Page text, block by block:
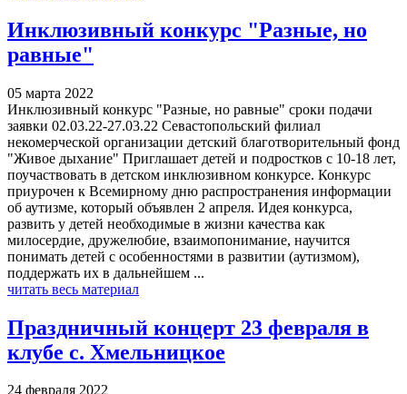
Инклюзивный конкурс "Разные, но
равные"
05 марта 2022
Инклюзивный конкурс "Разные, но равные" сроки подачи
заявки 02.03.22-27.03.22 Севастопольский филиал
некомерческой организации детский благотворительный фонд
"Живое дыхание" Приглашает детей и подростков с 10-18 лет,
поучаствовать в детском инклюзивном конкурсе. Конкурс
приурочен к Всемирному дню распространения информации
об аутизме, который объявлен 2 апреля. Идея конкурса,
развить у детей необходимые в жизни качества как
милосердие, дружелюбие, взаимопонимание, научится
понимать детей с особенностями в развитии (аутизмом),
поддержать их в дальнейшем ...
читать весь материал
Праздничный концерт 23 февраля в
клубе с. Хмельницкое
24 февраля 2022